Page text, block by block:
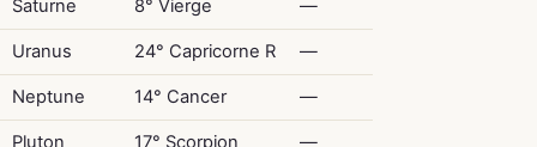
Saturne 8° Vierge —
Uranus 24° Capricorne R —
Neptune 14° Cancer —
Pluton 17° Scorpion —